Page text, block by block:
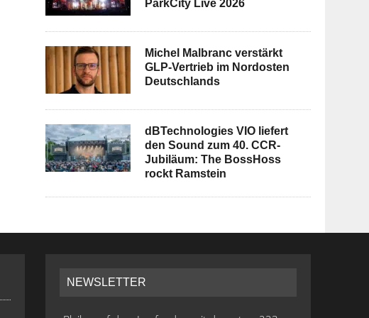
ParkCity Live 2026
Michel Malbranc verstärkt
GLP-Vertrieb im Nordosten
Deutschlands
dBTechnologies VIO liefert
den Sound zum 40. CCR-
Jubiläum: The BossHoss
rockt Ramstein
NEWSLETTER